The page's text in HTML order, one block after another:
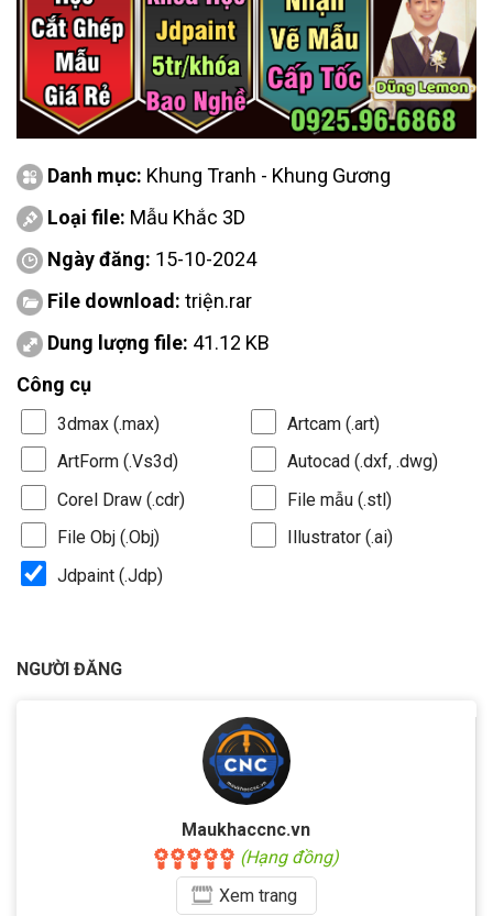
Danh mục: Khung Tranh - Khung Gương
Loại file: Mẫu Khắc 3D
Ngày đăng: 15-10-2024
File download: triện.rar
Dung lượng file: 41.12 KB
Công cụ
3dmax (.max)
Artcam (.art)
ArtForm (.Vs3d)
Autocad (.dxf, .dwg)
Corel Draw (.cdr)
File mẫu (.stl)
File Obj (.Obj)
Illustrator (.ai)
Jdpaint (.Jdp)
NGƯỜI ĐĂNG
Maukhaccnc.vn
(Hạng đồng)
Xemtrang